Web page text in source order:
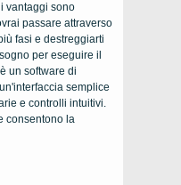
vantaggi sono
passare attraverso
fasi e destreggiarti
per eseguire il
un software di
semplice
e controlli intuitivi.
consentono la